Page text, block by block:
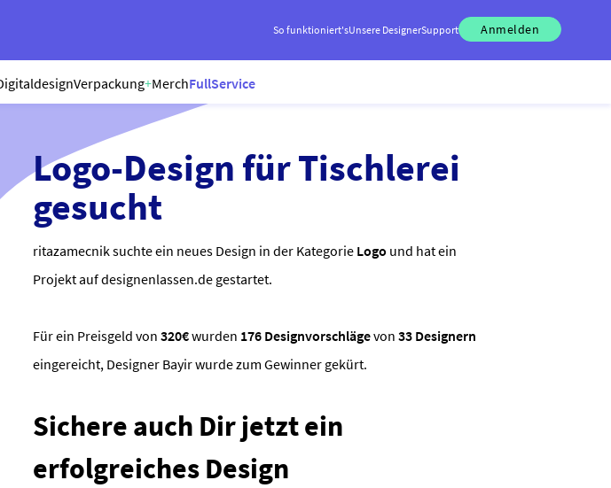
So funktioniert'sUnsere DesignerSupport Anmelden
Verpackung+MerchFullService
Logo-Design für Tischlerei
gesucht
ritazamecnik suchte ein neues Design in der Kategorie Logo und hat ein
Projekt auf designenlassen.de gestartet.
Für ein Preisgeld von 320€wurden 176 Designvorschlägevon 33 Designern
eingereicht, Designer Bayir wurde zum Gewinner gekürt.
Sichere auch Dir jetzt ein
erfolgreiches Design